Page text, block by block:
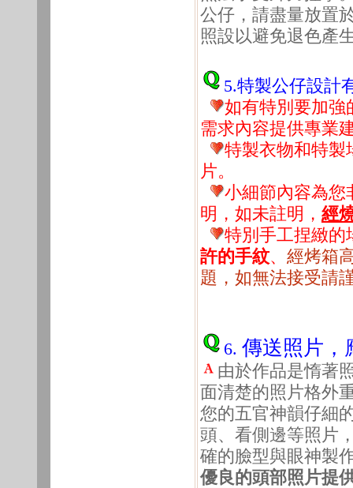
公仔，請盡量放置
照設以避免退色產
5.特製公仔設計
如有特別要加強
需求內容提供專業
特製衣物和特製
片。
小細節內容為您
明，如未註明， 經
特別手工捏緻的
許的手紋、 經烤箱
題，如無法接受請
6. 傳送照片，
由於作品是惰著
面清楚的照片格外
您的五官神韻仔細
頭、看側邊等照片
確的臉型與眼神製
優良的頭部照片提